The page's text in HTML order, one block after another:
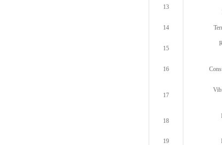
13
14
15
16
17
18
19